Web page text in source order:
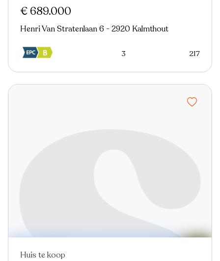
€ 689.000
Henri Van Stratenlaan 6 - 2920 Kalmthout
3 217
Huis te koop